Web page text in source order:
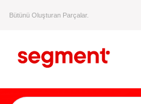
Bütünü Oluşturan Parçalar.